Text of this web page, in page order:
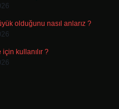
olduğunu nasıl anlarız ?
kullanılır ?